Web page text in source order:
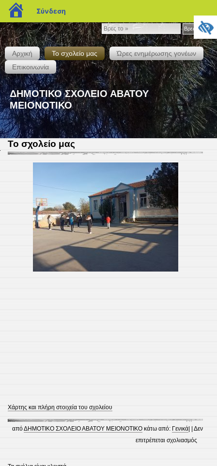
Βρες
το
»
Βρες το »
Αρχική Το σχολείο μας
Ώρες ενημέρωσης γονέων
Επικοινωνία
ΔΗΜΟΤΙΚΟ ΣΧΟΛΕΙΟ ΑΒΑΤΟΥ
ΜΕΙΟΝΟΤΙΚΟ
Το σχολείο μας
Χάρτης και πλήρη στοιχεία του σχολείου
απόΔΗΜΟΤΙΚΟ ΣΧΟΛΕΙΟ ΑΒΑΤΟΥ ΜΕΙΟΝΟΤΙΚΟ κάτω από: Γενικά | |Δεν
επιτρέπεται σχολιασμός
blogs.sch.gr
Σύνδεση